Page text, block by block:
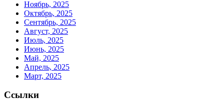
Ноябрь, 2025
Октябрь, 2025
Сентябрь, 2025
Август, 2025
Июль, 2025
Июнь, 2025
Май, 2025
Апрель, 2025
Март, 2025
Ссылки